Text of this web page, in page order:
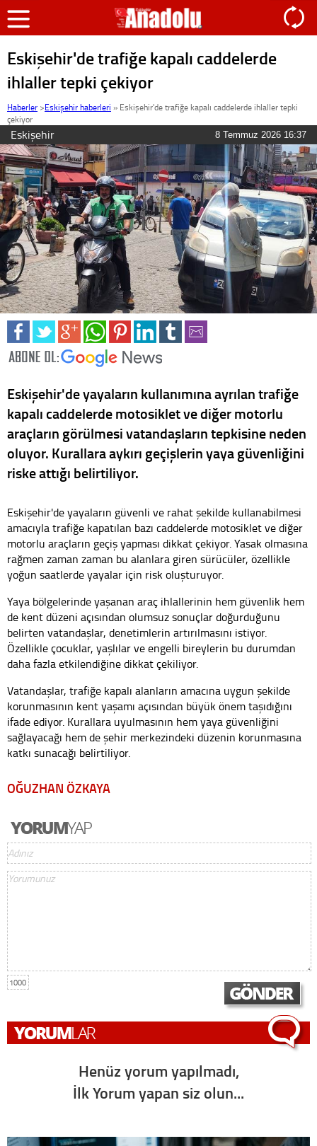
Eskişehir'de trafiğe kapalı caddelerde
ihlaller tepki çekiyor
Haberler >Eskişehir haberleri » Eskişehir'de trafiğe kapalı caddelerde ihlaller tepki
çekiyor
Eskişehir 8 Temmuz 2026 16:37
Eskişehir'de yayaların kullanımına ayrılan trafiğe
kapalı caddelerde motosiklet ve diğer motorlu
araçların görülmesi vatandaşların tepkisine neden
oluyor. Kurallara aykırı geçişlerin yaya güvenliğini
riske attığı belirtiliyor.
Eskişehir'de yayaların güvenli ve rahat şekilde kullanabilmesi
amacıyla trafiğe kapatılan bazı caddelerde motosiklet ve diğer
motorlu araçların geçiş yapması dikkat çekiyor. Yasak olmasına
rağmen zaman zaman bu alanlara giren sürücüler, özellikle
yoğun saatlerde yayalar için risk oluşturuyor.
Yaya bölgelerinde yaşanan araç ihlallerinin hem güvenlik hem
de kent düzeni açısından olumsuz sonuçlar doğurduğunu
belirten vatandaşlar, denetimlerin artırılmasını istiyor.
Özellikle çocuklar, yaşlılar ve engelli bireylerin bu durumdan
daha fazla etkilendiğine dikkat çekiliyor.
Vatandaşlar, trafiğe kapalı alanların amacına uygun şekilde
korunmasının kent yaşamı açısından büyük önem taşıdığını
ifade ediyor. Kurallara uyulmasının hem yaya güvenliğini
sağlayacağı hem de şehir merkezindeki düzenin korunmasına
katkı sunacağı belirtiliyor.
OĞUZHAN ÖZKAYA
1000
Henüz yorum yapılmadı,
İlk Yorum yapan siz olun...